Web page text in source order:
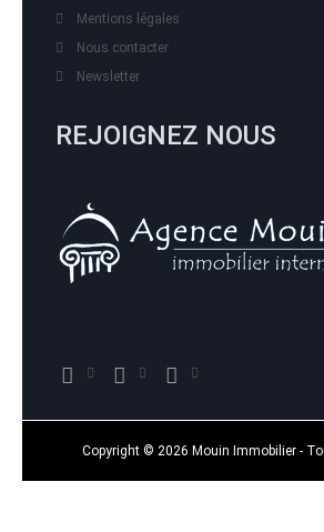
Mentions légales
Nous contacter
Newsletter
REJOIGNEZ NOUS
Copyright © 2026 Mouin Immobilier -